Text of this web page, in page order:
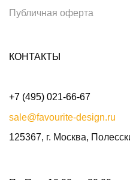
Публичная оферта
КОНТАКТЫ
+7 (495) 021-66-67
sale@favourite-design.ru
125367, г. Москва,